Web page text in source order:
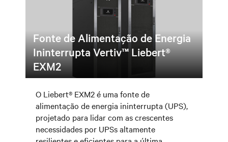
Fonte de Alimentação de Energia
Ininterrupta Vertiv™ Liebert®
EXM2
O Liebert® EXM2 é uma fonte de
alimentação de energia ininterrupta (UPS),
projetado para lidar com as crescentes
necessidades por UPSs altamente